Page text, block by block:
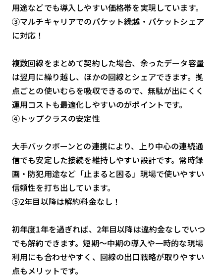
用途などでも導入しやすい価格帯を実現しています。
③マルチキャリアでのパケット繰越・パケットシェア
に対応！
複数回線をまとめて契約した場合、余ったデータ容量
は翌月に繰り越し、ほかの回線とシェアできます。拠
点ごとの使いむらを吸収できるので、無駄が出にくく
運用コストも最適化しやすいのがポイントです。
④トップクラスの安定性
大手バックボーンとの連携により、上り中心の連続通
信でも安定した接続を維持しやすい設計です。常時録
画・防犯用途など「止まると困る」現場で使いやすい
信頼性を打ち出しています。
⑤2年目以降は解約料金なし！
初年度1年を過ぎれば、2年目以降は違約金なしでいつ
でも解約できます。短期～中期の導入や一時的な現場
利用にも合わせやすく、回線の出口戦略が取りやすい
点もメリットです。